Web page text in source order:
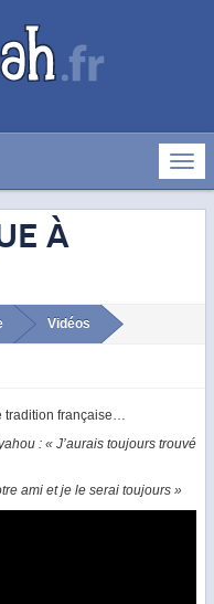
la
À
Vidéos
tradition française…
: « J’aurais toujours trouvé
ami et je le serai toujours »